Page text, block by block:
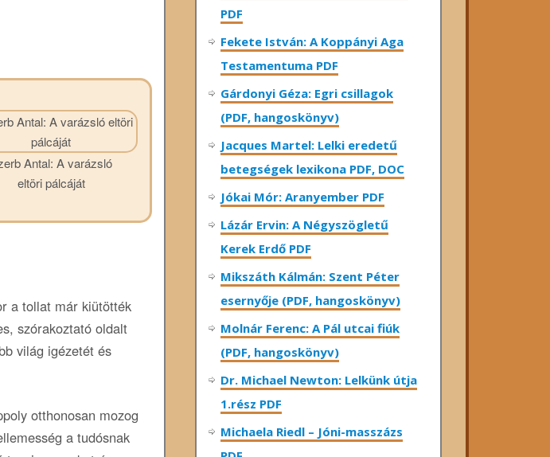
Antal: A ​varázsló
eltöri pálcáját
a tollat már kiütötték
szórakoztató oldalt
világ igézetét és
otthonosan mozog
a tudósnak
PDF
Fekete István: A Koppányi Aga
Testamentuma PDF
Gárdonyi Géza: Egri csillagok
(PDF, hangoskönyv)
Jacques Martel: Lelki eredetű
betegségek lexikona PDF, DOC
Jókai Mór: Aranyember PDF
Lázár Ervin: A Négyszögletű
Kerek Erdő PDF
Mikszáth Kálmán: Szent Péter
esernyője (PDF, hangoskönyv)
Molnár Ferenc: A Pál utcai fiúk
(PDF, hangoskönyv)
Dr. Michael Newton: Lelkünk útja
1.rész PDF
Michaela Riedl – Jóni-masszázs